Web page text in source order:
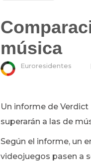
música
Euroresidentes
Un informe de
superarán a las de
Según el informe, un
videojuegos pasen a